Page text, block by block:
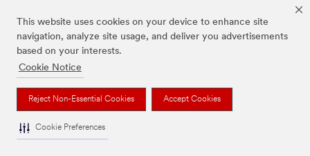
This website uses cookies on your device to enhance site
navigation, analyze site usage, and deliver you advertisements
based on your interests.
Cookie Notice
Reject Non-Essential Cookies Accept Cookies
Cookie Preferences